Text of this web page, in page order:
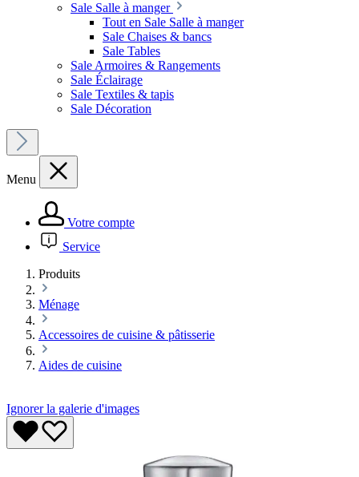
Sale Salle à manger
Tout en Sale Salle à manger
Sale Chaises & bancs
Sale Tables
Sale Armoires & Rangements
Sale Éclairage
Sale Textiles & tapis
Sale Décoration
Menu
Votre compte
Service
Produits
Ménage
Accessoires de cuisine & pâtisserie
Aides de cuisine
Ignorer la galerie d'images